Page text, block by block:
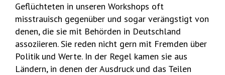
Geflüchteten in unseren Workshops oft
misstrauisch gegenüber und sogar verängstigt von
denen, die sie mit Behörden in Deutschland
assoziieren. Sie reden nicht gern mit Fremden über
Politik und Werte. In der Regel kamen sie aus
Ländern, in denen der Ausdruck und das Teilen